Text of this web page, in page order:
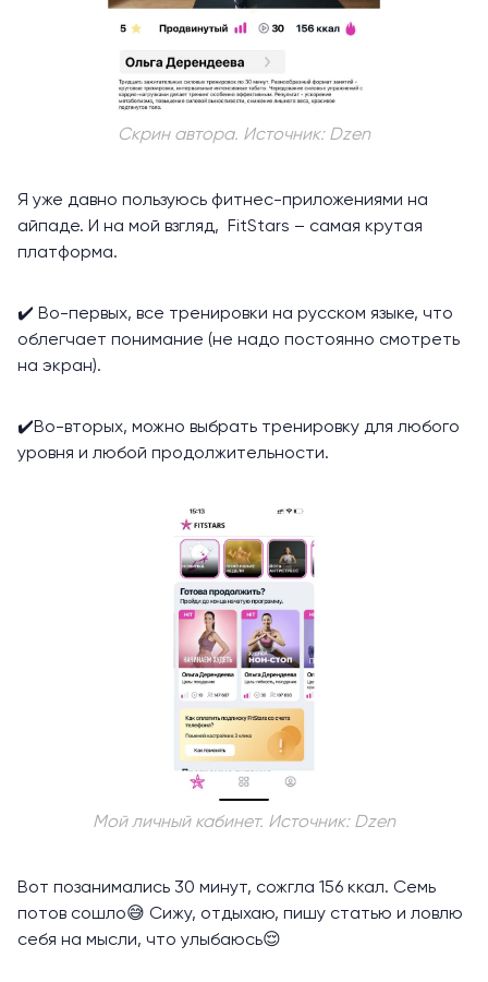
Скрин автора. Источник: Dzen
Я уже давно пользуюсь фитнес-приложениями на
айпаде. И на мой взгляд, FitStars – самая крутая
платформа.
✔️ Во-первых, все тренировки на русском языке, что
облегчает понимание (не надо постоянно смотреть
на экран).
✔️Во-вторых, можно выбрать тренировку для любого
уровня и любой продолжительности.
Мой личный кабинет. Источник: Dzen
Вот позанимались 30 минут, сожгла 156 ккал. Семь
потов сошло😅 Сижу, отдыхаю, пишу статью и ловлю
себя на мысли, что улыбаюсь😌